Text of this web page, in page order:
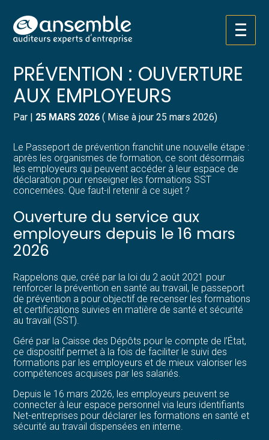
Aller
au
Créer et reprendre une activité
Gérer votre quotidien
Piloter votre entreprise
Développer votre entreprise
Construire votre patrimoine
Structurer votre croissance
Être prêt pour la facturation
électronique
Pilotez votre gestion
Suivre votre comptabilité
Gérer vos ressources humaines
Dématérialiser vos documents
PASSEPORT DE
PRÉVENTION : OUVERTURE
AUX EMPLOYEURS
Par | 25 MARS 2026 ( Mise à jour 25 mars 2026)
Le Passeport de prévention franchit une nouvelle étape :
après les organismes de formation, ce sont désormais
les employeurs qui peuvent accéder à leur espace de
déclaration pour renseigner les formations SST
concernées. Que faut-il retenir à ce sujet ?
Ouverture du service aux
employeurs depuis le 16 mars
2026
Rappelons que, créé par la loi du 2 août 2021 pour
renforcer la prévention en santé au travail, le passeport
de prévention a pour objectif de recenser les formations
et certifications suivies en matière de santé et sécurité
au travail (SST).
Géré par la Caisse des Dépôts pour le compte de l’État,
ce dispositif permet à la fois de faciliter le suivi des
formations par les employeurs et de mieux valoriser les
compétences acquises par les salariés.
Depuis le 16 mars 2026, les employeurs peuvent se
connecter à leur espace personnel via leurs identifiants
Net-entreprises pour déclarer les formations en santé et
sécurité au travail dispensées en interne.